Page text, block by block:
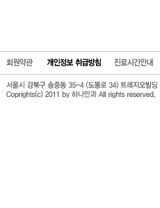
회원약관 개인정보 보호방 진료시간안